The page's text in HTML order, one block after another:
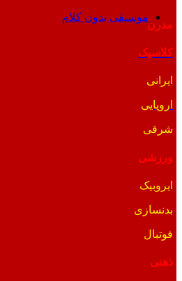
موسیقی بدون کلام
مدرن
کلاسیک
ایرانی
اروپایی
شرقی
ورزشی
ایروبیک
بدنسازی
فوتبال
ذهنی